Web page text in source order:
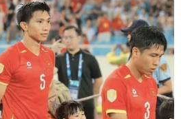
trước khán giả nhà. (Ảnh: Minh
Vietnam+)
đã khiến người hâm
bại U19 Myanmar 4-1
kết giải U19 Đông Nam